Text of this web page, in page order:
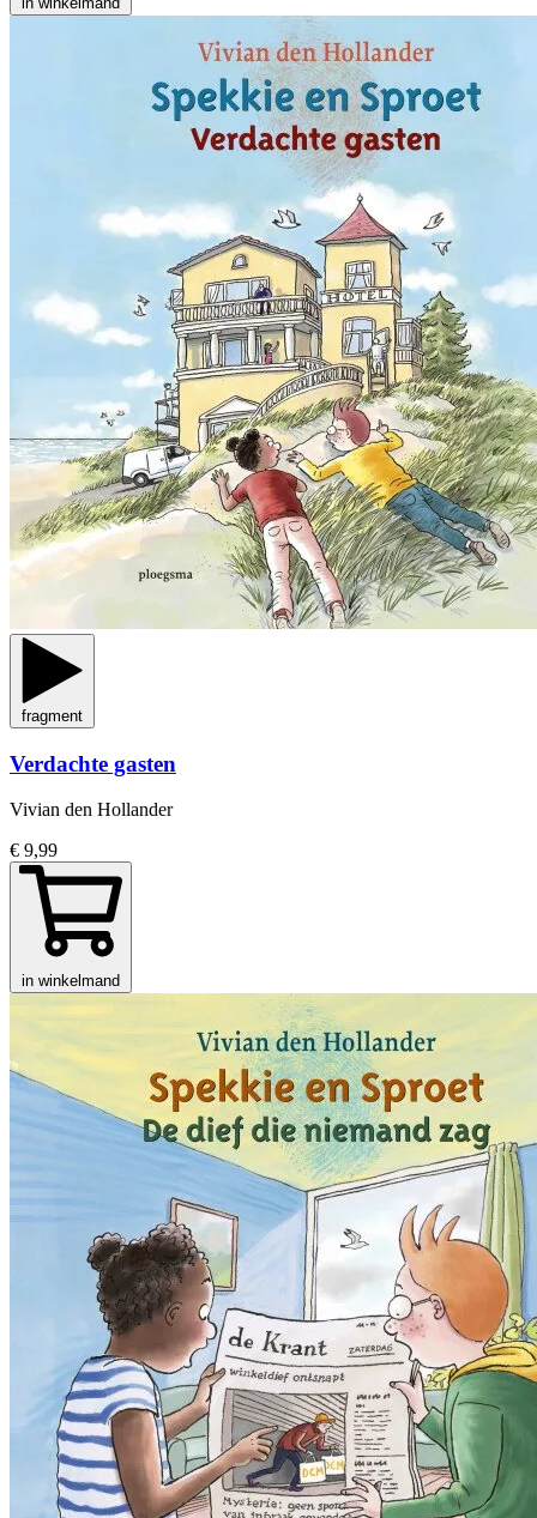
fragment
Verdachte gasten
Vivian den Hollander
€ 9,99
in winkelmand